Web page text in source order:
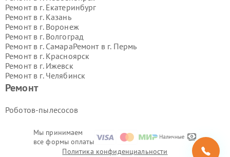
Мы принимаем
все формы оплаты
Ремонт
Роботов-пылесосов
Ремонт в г. Екатеринбург
Ремонт в г. Казань
Ремонт в г. Воронеж
Ремонт в г. Волгоград
Ремонт в г. СамараРемонт в г. Пермь
Ремонт в г. Красноярск
Ремонт в г. Ижевск
Ремонт в г. Челябинск
Ремонт в г.
Ремонт в г.
Ремонт в г.
Ремонт в г.Саратов
Ремонт в г. Тольятти
Ремонт в г. Хабаровск
ТомскПолитика конфиденциальности